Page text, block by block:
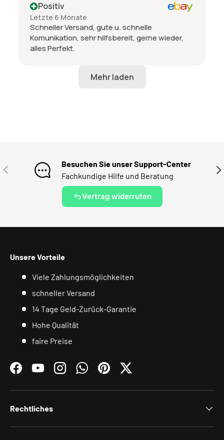
Positiv
Letzte 6 Monate
Schneller Versand, gute u. schnelle
Komunikation, sehr hilfsbereit, gerne wieder,
alles Perfekt.
VORHERIGE
Besuchen Sie unser Support-Center
Fachkundige Hilfe und Beratung
Vertrag widerrufen
Unsere Vorteile
Viele Zahlungsmöglichkeiten
schneller Versand
14 Tage Geld-Zurück-Garantie
Hohe Qualität
faire Preise
FacebookYouTubeInstagramWhatsAppPinterestTwitter
Rechtliches